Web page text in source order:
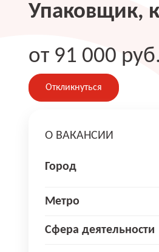
Упаковщик,
от 91 000
Откликнуться
О ВАКАНСИИ
Город
Метро
Сфера деятельности